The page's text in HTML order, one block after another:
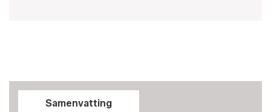
Samenvatting